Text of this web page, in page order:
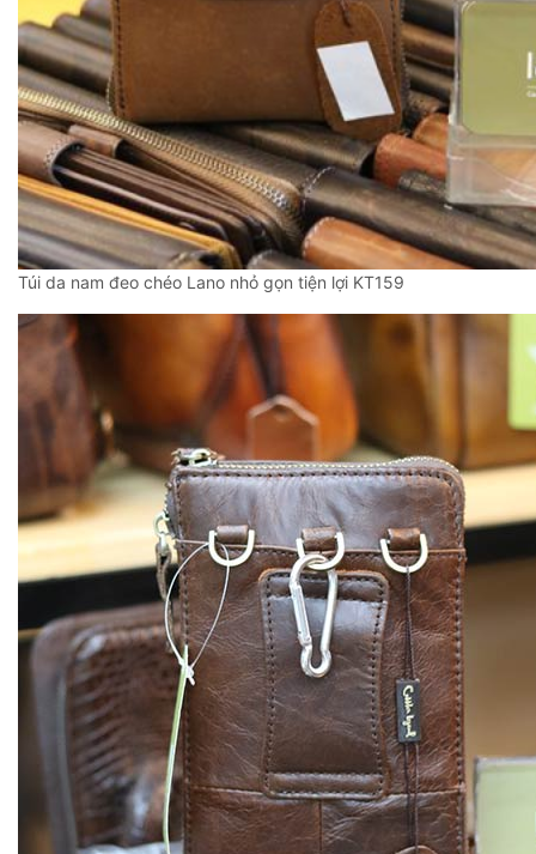
Túi da nam đeo chéo Lano nhỏ gọn tiện lợi KT159